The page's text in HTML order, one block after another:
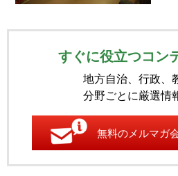
すぐに役立つコン
地方自治、行政、
分野ごとに厳選情
無料のメルマガ